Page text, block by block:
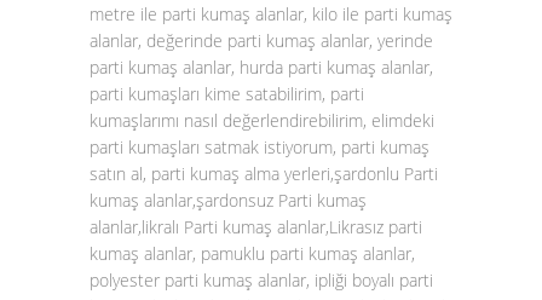
metre ile parti kumaş alanlar, kilo ile parti kumaş
alanlar, değerinde parti kumaş alanlar, yerinde
parti kumaş alanlar, hurda parti kumaş alanlar,
parti kumaşları kime satabilirim, parti
kumaşlarımı nasıl değerlendirebilirim, elimdeki
parti kumaşları satmak istiyorum, parti kumaş
satın al, parti kumaş alma yerleri,şardonlu Parti
kumaş alanlar,şardonsuz Parti kumaş
alanlar,likralı Parti kumaş alanlar,Likrasız parti
kumaş alanlar, pamuklu parti kumaş alanlar,
polyester parti kumaş alanlar, ipliği boyalı parti